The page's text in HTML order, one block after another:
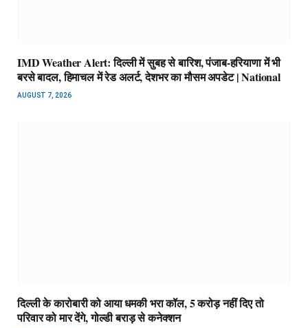
IMD Weather Alert: दिल्ली में सुबह से बारिश, पंजाब-हरियाणा में भी
बरसे बादल, हिमाचल में रेड अलर्ट, देशभर का मौसम अपडेट | National
AUGUST 7, 2026
दिल्ली के कारोबारी को आया धमकी भरा कॉल, 5 करोड़ नहीं दिए तो
परिवार को मार देंगे, गोल्डी बराड़ से कनेक्शन